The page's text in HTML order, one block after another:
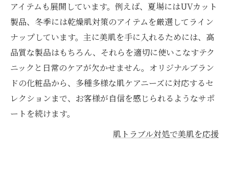
アイテムも展開しています。例えば、夏場にはUVカット
製品、冬季には乾燥肌対策のアイテムを厳選してライン
ナップしています。主に美肌を手に入れるためには、高
品質な製品はもちろん、それらを適切に使いこなすテク
ニックと日常のケアが欠かせません。オリジナルブラン
ドの化粧品から、多種多様な肌ケアニーズに対応するセ
レクションまで、お客様が自信を感じられるようなサポ
ートを続けます。
肌トラブル対処で美肌を応援